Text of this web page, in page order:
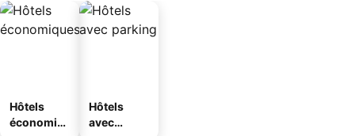
Hôtels
économiq
Hôtels
avec